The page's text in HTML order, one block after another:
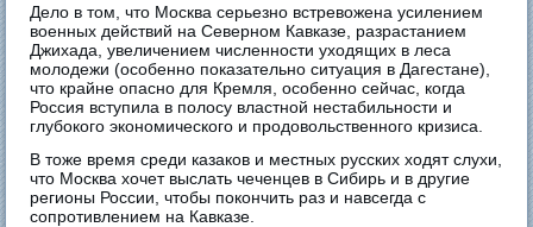
Дело в том, что Москва серьезно встревожена усилением
военных действий на Северном Кавказе, разрастанием
Джихада, увеличением численности уходящих в леса
молодежи (особенно показательно ситуация в Дагестане),
что крайне опасно для Кремля, особенно сейчас, когда
Россия вступила в полосу властной нестабильности и
глубокого экономического и продовольственного кризиса.
В тоже время среди казаков и местных русских ходят слухи,
что Москва хочет выслать чеченцев в Сибирь и в другие
регионы России, чтобы покончить раз и навсегда с
сопротивлением на Кавказе.